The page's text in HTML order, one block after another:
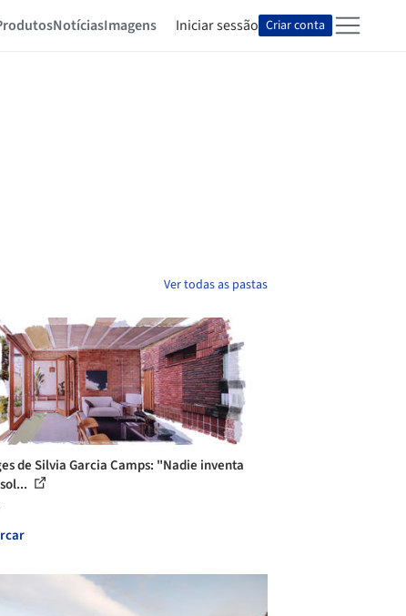
NotíciasImagens Iniciar sessão Criar conta
Ver todas as pastas
de Silvia Garcia Camps: "Nadie inventa